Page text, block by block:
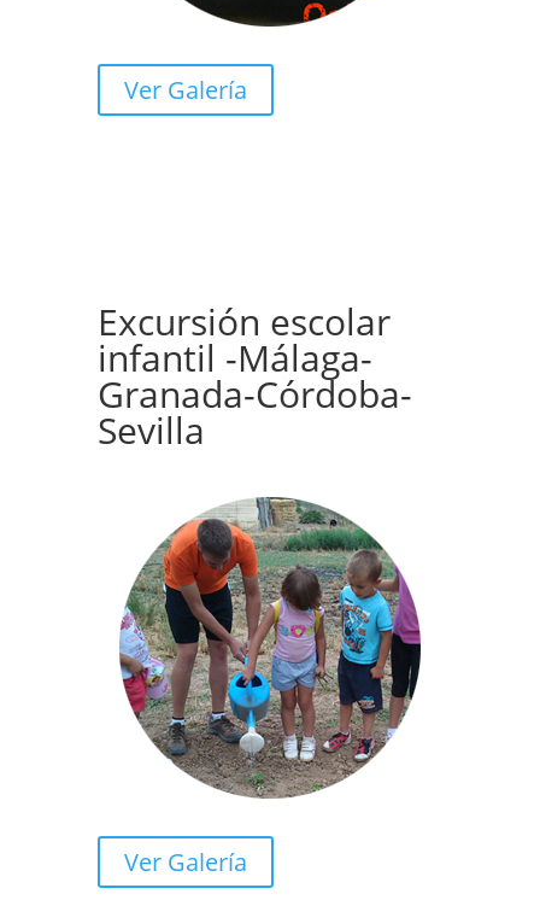
Ver Galería
Excursión escolar
infantil -Málaga-
Granada-Córdoba-
Sevilla
Ver Galería